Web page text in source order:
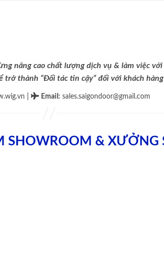
nâng cao chất lượng dịch vụ & làm việc với
trở thành “Đối tác tin cậy” đối với khách
Email : sales.saigondoor@gmail.com
SHOWROOM & XƯỞNG